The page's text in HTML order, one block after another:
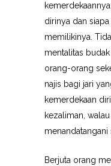
dirinya dan
memilikinya.
mentalitas
orang-orang
najis bagi jari
kemerdekaan
kezaliman,
menandatangani
Berjuta orang